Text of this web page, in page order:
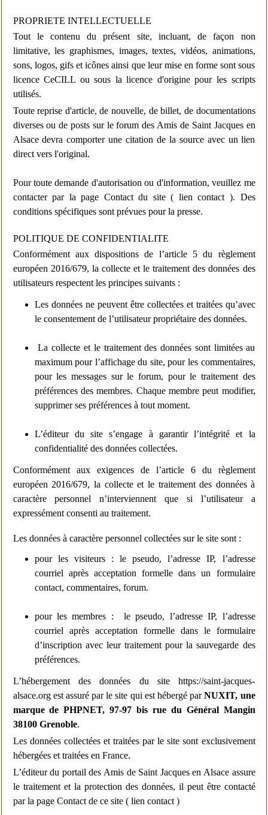
PROPRIETE INTELLECTUELLE
Tout le contenu du présent site, incluant, de façon non
limitative, les graphismes, images, textes, vidéos, animations,
sons, logos, gifs et icônes ainsi que leur mise en forme sont sous
licence CeCILL ou sous la licence d'origine pour les scripts
utilisés.
Toute reprise d'article, de nouvelle, de billet, de documentations
diverses ou de posts sur le forum des Amis de Saint Jacques en
Alsace devra comporter une citation de la source avec un lien
direct vers l'original.
Pour toute demande d'autorisation ou d'information, veuillez me
contacter par la page Contact du site ( lien contact ). Des
conditions spécifiques sont prévues pour la presse.
POLITIQUE DE CONFIDENTIALITE
Conformément aux dispositions de l’article 5 du règlement
européen 2016/679, la collecte et le traitement des données des
utilisateurs respectent les principes suivants :
Les données ne peuvent être collectées et traitées qu’avec
le consentement de l’utilisateur propriétaire des données.
La collecte et le traitement des données sont limitées au
maximum pour l’affichage du site, pour les commentaires,
pour les messages sur le forum, pour le traitement des
préférences des membres. Chaque membre peut modifier,
supprimer ses préférences à tout moment.
L’éditeur du site s’engage à garantir l’intégrité et la
confidentialité des données collectées.
Conformément aux exigences de l’article 6 du règlement
européen 2016/679, la collecte et le traitement des données à
caractère personnel n’interviennent que si l’utilisateur a
expressément consenti au traitement.
Les données à caractère personnel collectées sur le site sont :
pour les visiteurs : le pseudo, l’adresse IP, l’adresse
courriel après acceptation formelle dans un formulaire
contact, commentaires, forum.
pour les membres : le pseudo, l’adresse IP, l’adresse
courriel après acceptation formelle dans le formulaire
d’inscription avec leur traitement pour la sauvegarde des
préférences.
L’hébergement des données du site https://saint-jacques-
alsace.org est assuré par le site qui est hébergé parNUXIT, une
marque de PHPNET, 97-97 bis rue du Général Mangin
38100 Grenoble.
Les données collectées et traitées par le site sont exclusivement
hébergées et traitées en France.
L’éditeur du portail des Amis de Saint Jacques en Alsace assure
le traitement et la protection des données, il peut être contacté
par la page Contact de ce site ( lien contact)